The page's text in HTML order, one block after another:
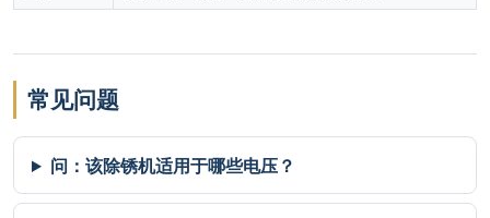
常见问题
问：该除锈机适用于哪些电压？